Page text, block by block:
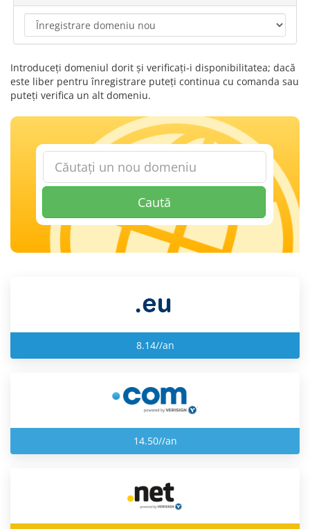
Introduceți domeniul dorit și verificați-i disponibilitatea; dacă
este liber pentru înregistrare puteți continua cu comanda sau
puteți verifica un alt domeniu.
Caută
8.14//an
14.50//an